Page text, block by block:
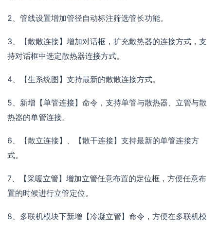
2、管线设置增加管径自动标注筛选管长功能。
3、【散散连接】增加对话框，扩充散热器的连接方式，支
持对话框中选定散热器连接方式。
4、【生系统图】支持最新的散散连接方式。
5、新增【单管连接】命令，支持单管与散热器、立管与散
热器的单管连接。
6、【散立连接】、【散干连接】支持最新的单管连接方
式。
7、【采暖立管】增加立管任意布置的定位框，方便任意布
置的时候进行立管定位。
8、多联机模块下新增【冷凝立管】命令，方便在多联机模